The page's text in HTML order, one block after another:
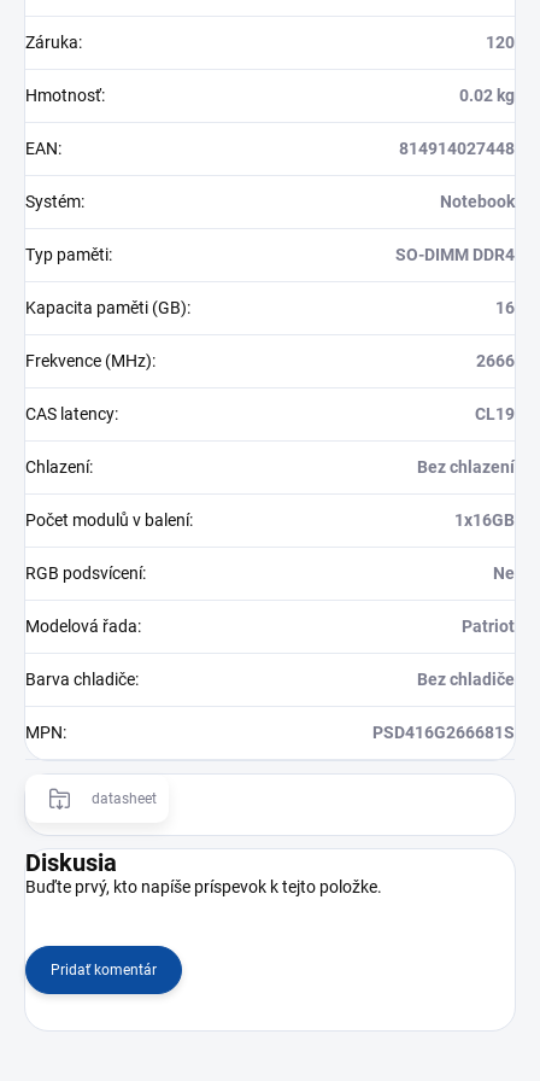
Záruka: 120
Hmotnosť: 0.02 kg
EAN: 814914027448
Systém: Notebook
Typ paměti: SO-DIMM DDR4
Kapacita paměti (GB): 16
Frekvence (MHz): 2666
CAS latency: CL19
Chlazení: Bez chlazení
Počet modulů v balení: 1x16GB
RGB podsvícení: Ne
Modelová řada: Patriot
Barva chladiče: Bez chladiče
MPN: PSD416G266681S
datasheet
Diskusia
Buďte prvý, kto napíše príspevok k tejto položke.
Pridať komentár